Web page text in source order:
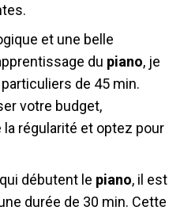
et une belle
du piano, je
de 45 min.
votre budget,
régularité et optez pour
débutent le piano, il est
durée de 30 min. Cette